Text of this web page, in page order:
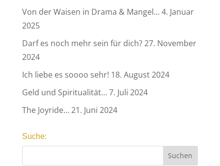
Von der Waisen in Drama & Mangel…4. Januar
2025
Darf es noch mehr sein für dich?27. November
2024
Ich liebe es soooo sehr! 18. August 2024
Geld und Spiritualität…7. Juli 2024
The Joyride…21. Juni 2024
Suche: